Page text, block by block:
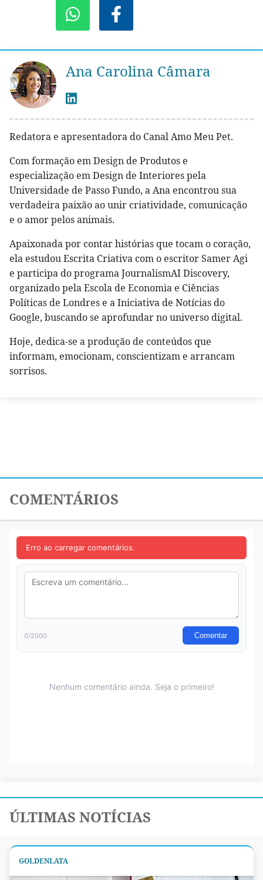
Ana Carolina Câmara
Redatora e apresentadora do Canal Amo Meu Pet.
Com formação em Design de Produtos e
especialização em Design de Interiores pela
Universidade de Passo Fundo, a Ana encontrou sua
verdadeira paixão ao unir criatividade, comunicação
e o amor pelos animais.
Apaixonada por contar histórias que tocam o coração,
ela estudou Escrita Criativa com o escritor Samer Agi
e participa do programa JournalismAI Discovery,
organizado pela Escola de Economia e Ciências
Políticas de Londres e a Iniciativa de Notícias do
Google, buscando se aprofundar no universo digital.
Hoje, dedica-se a produção de conteúdos que
informam, emocionam, conscientizam e arrancam
sorrisos.
COMENTÁRIOS
ÚLTIMAS NOTÍCIAS
GOLDENLATA